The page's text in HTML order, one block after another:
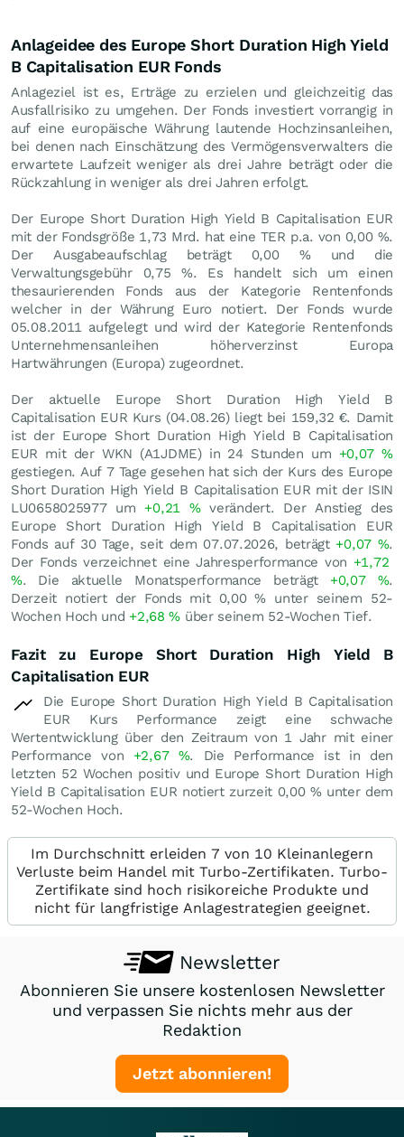
Anlageidee des Europe Short Duration High Yield
B Capitalisation EUR Fonds
Anlageziel ist es, Erträge zu erzielen und gleichzeitig das
Ausfallrisiko zu umgehen. Der Fonds investiert vorrangig in
auf eine europäische Währung lautende Hochzinsanleihen,
bei denen nach Einschätzung des Vermögensverwalters die
erwartete Laufzeit weniger als drei Jahre beträgt oder die
Rückzahlung in weniger als drei Jahren erfolgt.
Der Europe Short Duration High Yield B Capitalisation EUR
mit der Fondsgröße 1,73 Mrd. hat eine TER p.a. von 0,00 %.
Der Ausgabeaufschlag beträgt 0,00 % und die
Verwaltungsgebühr 0,75 %. Es handelt sich um einen
thesaurierenden Fonds aus der Kategorie Rentenfonds
welcher in der Währung Euro notiert. Der Fonds wurde
05.08.2011 aufgelegt und wird der Kategorie Rentenfonds
Unternehmensanleihen höherverzinst Europa
Hartwährungen (Europa) zugeordnet.
Der aktuelle Europe Short Duration High Yield B
Capitalisation EUR Kurs (04.08.26) liegt bei 159,32 €. Damit
ist der Europe Short Duration High Yield B Capitalisation
EUR mit der WKN (A1JDME) in 24 Stunden um +0,07%
gestiegen. Auf 7 Tage gesehen hat sich der Kurs des Europe
Short Duration High Yield B Capitalisation EUR mit der ISIN
LU0658025977 um +0,21 %verändert. Der Anstieg des
Europe Short Duration High Yield B Capitalisation EUR
Fonds auf 30 Tage, seit dem 07.07.2026, beträgt +0,07 %.
Der Fonds verzeichnet eine Jahresperformance von +1,72
%. Die aktuelle Monatsperformance beträgt +0,07 %.
Derzeit notiert der Fonds mit 0,00% unter seinem 52-
Wochen Hoch und +2,68% über seinem 52-Wochen Tief.
Fazit zu Europe Short Duration High Yield B
Capitalisation EUR
Die Europe Short Duration High Yield B Capitalisation
EUR Kurs Performance zeigt eine schwache
Wertentwicklung über den Zeitraum von 1 Jahr mit einer
Performance von +2,67 %. Die Performance ist in den
letzten 52 Wochen positiv und Europe Short Duration High
Yield B Capitalisation EUR notiert zurzeit 0,00 %unter dem
52-Wochen Hoch.
Im Durchschnitt erleiden 7 von 10 Kleinanlegern
Verluste beim Handel mit Turbo-Zertifikaten. Turbo-
Zertifikate sind hoch risikoreiche Produkte und
nicht für langfristige Anlagestrategien geeignet.
Newsletter
Abonnieren Sie unsere kostenlosen Newsletter
und verpassen Sie nichts mehr aus der
Redaktion
Jetzt abonnieren!